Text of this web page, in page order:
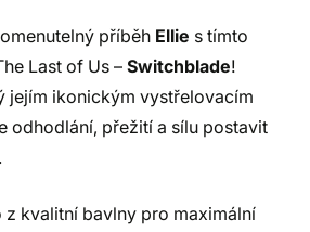
příběh Ellie s tímto
Last of Us – Switchblade!
jejím ikonickým vystřelovacím
odhodlání, přežití a sílu postavit
kvalitní bavlny pro maximální